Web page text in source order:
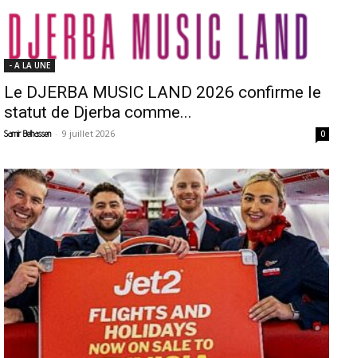
- A LA UNE
Le DJERBA MUSIC LAND 2026 confirme le
statut de Djerba comme...
Samir Belhassen - 9 juillet 2026 0